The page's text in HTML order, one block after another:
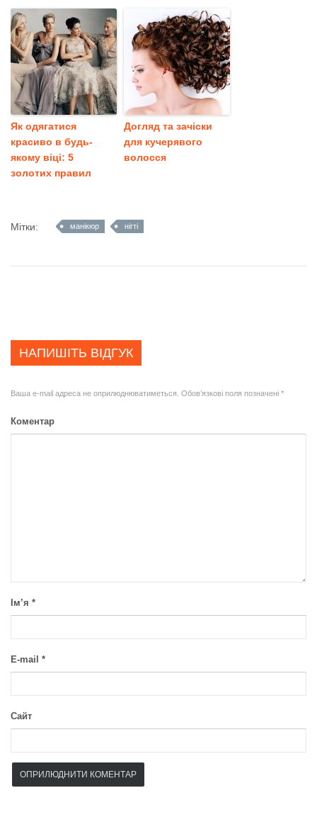
Як одягатися
красиво в будь-
якому віці: 5
золотих правил
Догляд та зачіски
для кучерявого
волосся
Мітки: манікюр нігті
НАПИШІТЬ ВІДГУК
Ваша e-mail адреса не оприлюднюватиметься. Обов’язкові поля позначені *
Коментар
Ім’я *
E-mail *
Сайт